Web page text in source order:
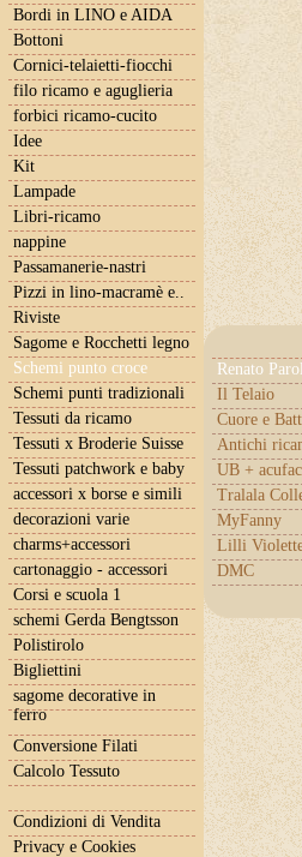
Bordi in LINO e AIDA
Bottoni
Cornici-telaietti-fiocchi
filo ricamo e aguglieria
forbici ricamo-cucito
Idee
Kit
Lampade
Libri-ricamo
nappine
Passamanerie-nastri
Pizzi in lino-macramè e..
Riviste
Sagome e Rocchetti legno
Schemi punto croce
Renato
Il Telaio
Cuore e
Antichi
UB +
Tralala
MyFanny
Lilli
DMC
Schemi punti tradizionali
Tessuti da ricamo
Tessuti x Broderie Suisse
Tessuti patchwork e baby
accessori x borse e simili
decorazioni varie
charms+accessori
cartonaggio - accessori
Corsi e scuola 1
schemi Gerda Bengtsson
Polistirolo
Bigliettini
sagome decorative in
ferro
Conversione Filati
Calcolo Tessuto
Condizioni di Vendita
Privacy e Cookies